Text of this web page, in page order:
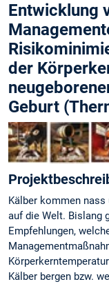
Entwicklung
der
Geburt
Kälber kommen
auf die Welt. Bislang
Empfehlungen,
Kälber bergen bzw.